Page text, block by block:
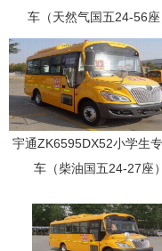
车（天然气国五24-56座
宇通ZK6595DX52小学生
车（柴油国五24-27座）